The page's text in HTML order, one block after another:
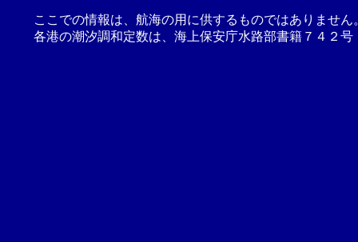
ここでの情報は、航海の用に供するものではありませ
各港の潮汐調和定数は、海上保安庁水路部書籍７４２